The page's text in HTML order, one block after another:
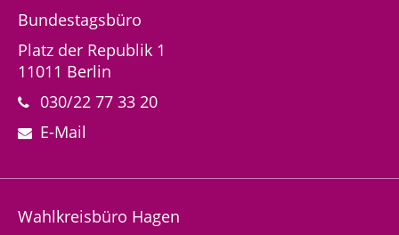
Bundestagsbüro
Platz der Republik 1
11011 Berlin
030/22 77 33 20
E-Mail
Wahlkreisbüro Hagen